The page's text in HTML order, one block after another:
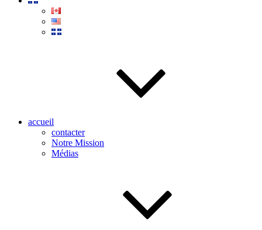
accueil
contacter
Notre Mission
Médias